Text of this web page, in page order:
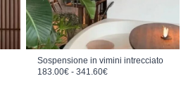
Sospensione in vimini intrecciato
183.00€ - 341.60€Fascia di prezzo: da 183.00€ a 341.60€